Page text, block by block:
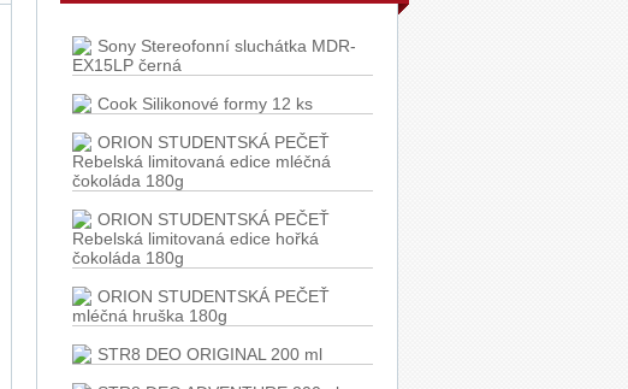
EX15LP černá
Cook Silikonové formy 12 ks
ORION STUDENTSKÁ PEČEŤ
Rebelská limitovaná edice mléčná
čokoláda 180g
ORION STUDENTSKÁ PEČEŤ
Rebelská limitovaná edice hořká
čokoláda 180g
ORION STUDENTSKÁ PEČEŤ
mléčná hruška 180g
STR8 DEO ORIGINAL 200 ml
STR8 DEO ADVENTURE 200ml